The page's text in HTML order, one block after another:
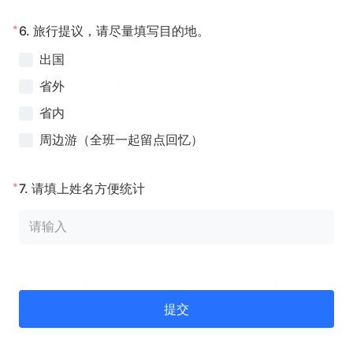
* 6. 旅行提议，请尽量填写目的地。
出国
省外
省内
周边游（全班一起留点回忆）
*7. 请填上姓名方便统计
提交